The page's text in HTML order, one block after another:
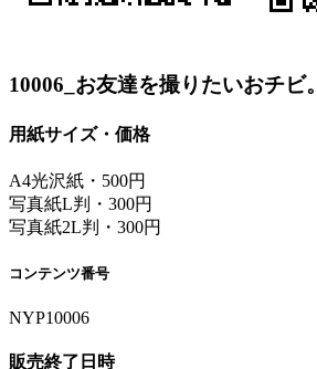
10006_お友達を撮りたいおチビ。
用紙サイズ・価格
A4光沢紙・500円
写真紙L判・300円
写真紙2L判・300円
コンテンツ番号
NYP10006
販売終了日時